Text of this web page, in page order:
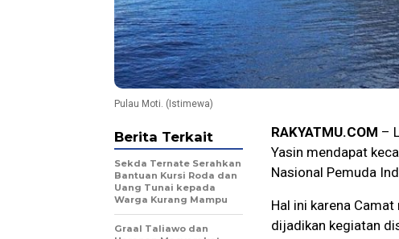
Pulau Moti. (Istimewa)
RAKYATMU.COM –
Yasin mendapat
Nasional Pemuda
Hal ini karena
dijadikan kegiatan
Berita Terkait
Sekda Ternate Serahkan
Bantuan Kursi Roda dan
Uang Tunai kepada
Warga Kurang Mampu
Graal Taliawo dan